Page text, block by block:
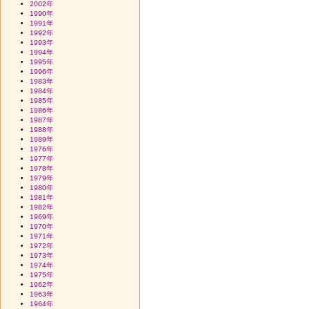
2002年
1990年
1991年
1992年
1993年
1994年
1995年
1996年
1983年
1984年
1985年
1986年
1987年
1988年
1989年
1976年
1977年
1978年
1979年
1980年
1981年
1982年
1969年
1970年
1971年
1972年
1973年
1974年
1975年
1962年
1963年
1964年